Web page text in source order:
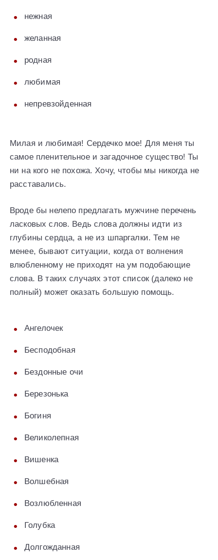
нежная
желанная
родная
любимая
непревзойденная
Милая и любимая! Сердечко мое! Для меня ты
самое пленительное и загадочное существо! Ты
ни на кого не похожа. Хочу, чтобы мы никогда не
расставались.
Вроде бы нелепо предлагать мужчине перечень
ласковых слов. Ведь слова должны идти из
глубины сердца, а не из шпаргалки. Тем не
менее, бывают ситуации, когда от волнения
влюбленному не приходят на ум подобающие
слова. В таких случаях этот список (далеко не
полный) может оказать большую помощь.
Ангелочек
Бесподобная
Бездонные очи
Березонька
Богиня
Великолепная
Вишенка
Волшебная
Возлюбленная
Голубка
Долгожданная